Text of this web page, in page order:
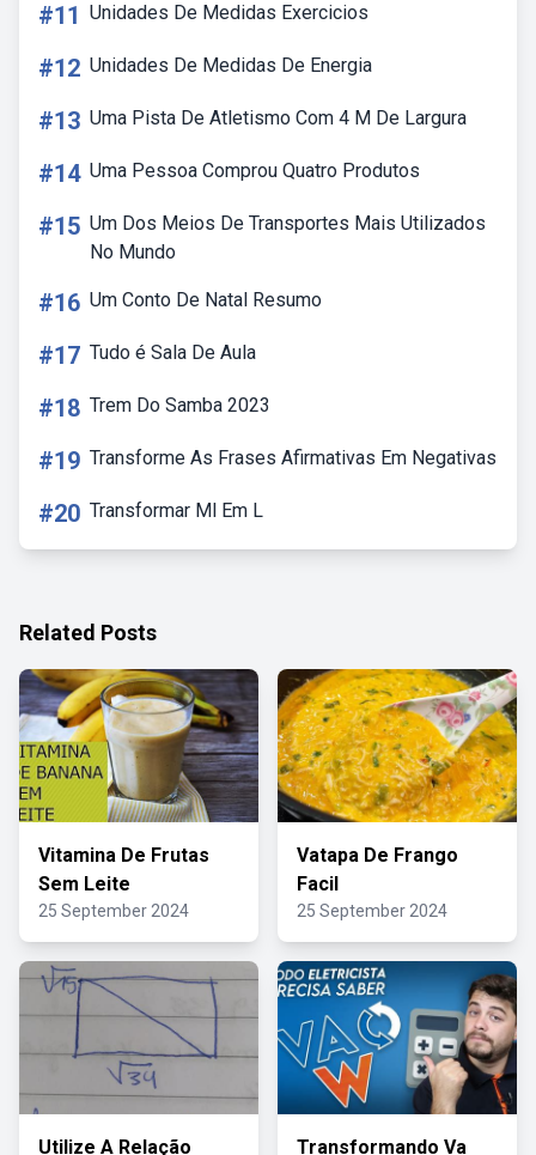
#11 Unidades De Medidas Exercicios
#12 Unidades De Medidas De Energia
#13 Uma Pista De Atletismo Com 4 M De Largura
#14 Uma Pessoa Comprou Quatro Produtos
#15 Um Dos Meios De Transportes Mais Utilizados
No Mundo
#16 Um Conto De Natal Resumo
#17 Tudo é Sala De Aula
#18 Trem Do Samba 2023
#19 Transforme As Frases Afirmativas Em Negativas
#20 Transformar Ml Em L
Related Posts
Vitamina De Frutas
Sem Leite
25 September 2024
Vatapa De Frango
Facil
25 September 2024
Utilize A Relação Transformando Va